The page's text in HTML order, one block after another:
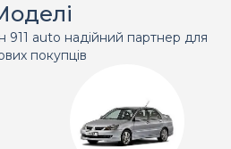
911 auto надійний партнер для
покупців